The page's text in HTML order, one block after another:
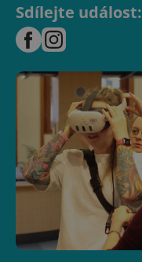
Sdílejte událost: